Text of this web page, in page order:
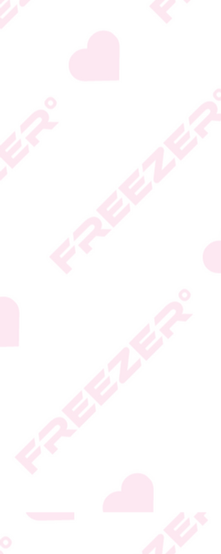
המידע המעודכן מופיע על
* טעות סופר בתיאור המוצר
או במחירו לא תחייב את